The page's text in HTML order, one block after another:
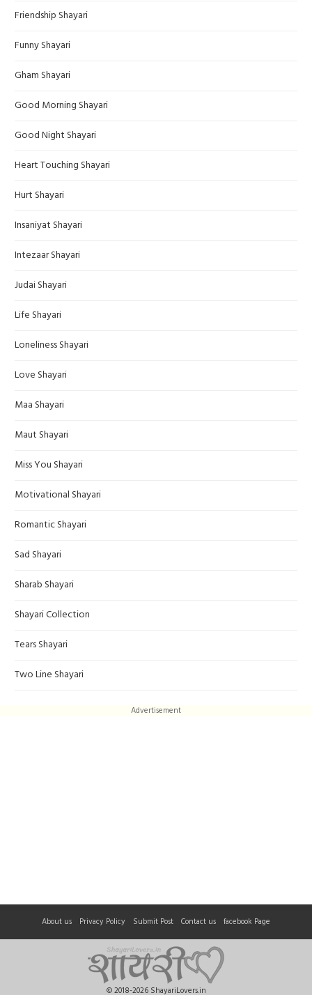
Friendship Shayari
Funny Shayari
Gham Shayari
Good Morning Shayari
Good Night Shayari
Heart Touching Shayari
Hurt Shayari
Insaniyat Shayari
Intezaar Shayari
Judai Shayari
Life Shayari
Loneliness Shayari
Love Shayari
Maa Shayari
Maut Shayari
Miss You Shayari
Motivational Shayari
Romantic Shayari
Sad Shayari
Sharab Shayari
Shayari Collection
Tears Shayari
Two Line Shayari
Advertisement
About us Privacy Policy Submit Post Contact us facebook Page
© 2018-2026 ShayariLovers.in